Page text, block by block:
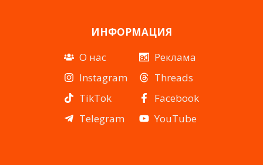
ИНФОРМАЦИЯ
О нас
Instagram
TikTok
Telegram
Реклама
Threads
Facebook
YouTube